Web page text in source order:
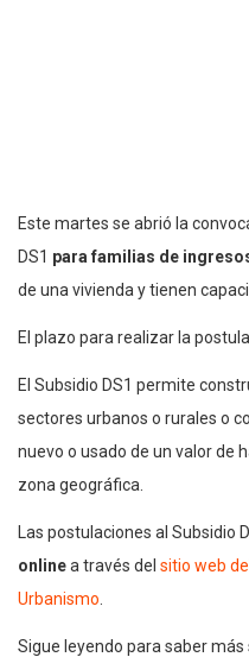
Este martes se abrió la
DS1 para familias de
de una vivienda y tienen
El plazo para realizar la
El Subsidio DS1 permite
sectores urbanos o rurales o
nuevo o usado de un valor de
zona geográfica.
Las postulaciones al Subsidio
onlinea través del sitio web
Urbanismo
Sigue leyendo para saber